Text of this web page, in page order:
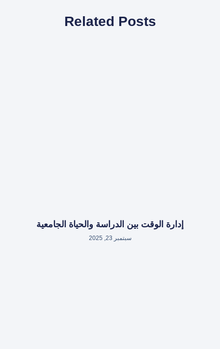
Related Posts
إدارة الوقت بين الدراسة والحياة الجامعية
سبتمبر 23, 2025